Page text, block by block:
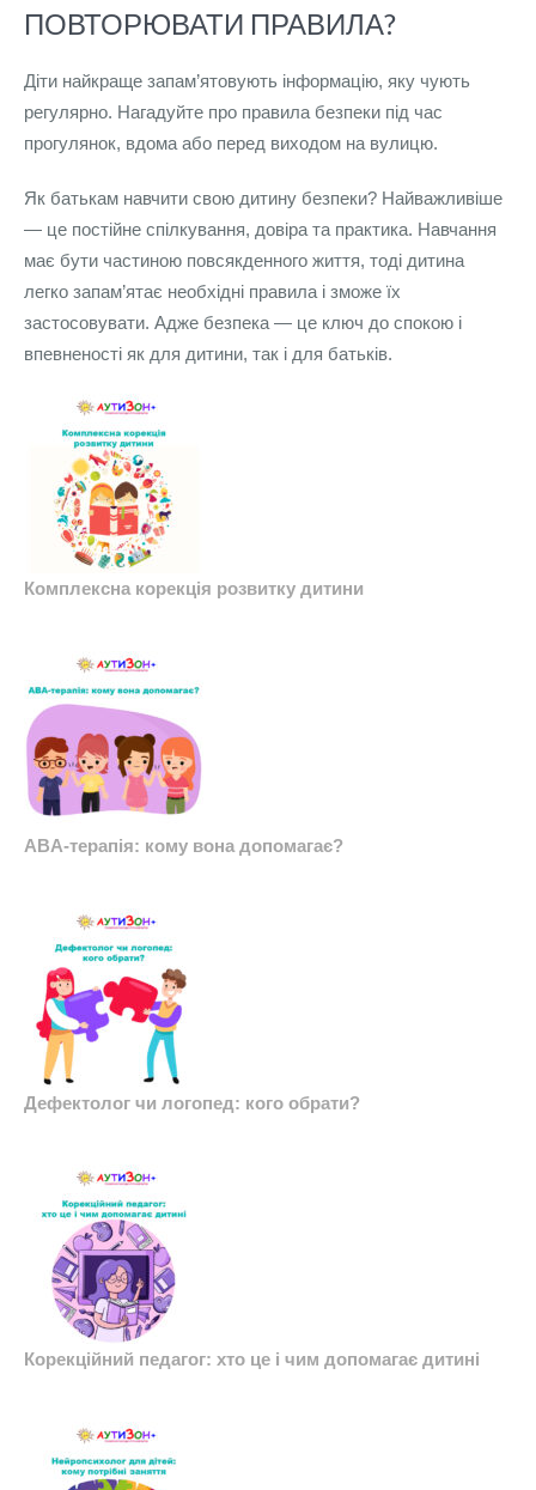
ПОВТОРЮВАТИ ПРАВИЛА?
Діти найкраще запам’ятовують інформацію, яку чують
регулярно. Нагадуйте про правила безпеки під час
прогулянок, вдома або перед виходом на вулицю.
Як батькам навчити свою дитину безпеки? Найважливіше
— це постійне спілкування, довіра та практика. Навчання
має бути частиною повсякденного життя, тоді дитина
легко запам’ятає необхідні правила і зможе їх
застосовувати. Адже безпека — це ключ до спокою і
впевненості як для дитини, так і для батьків.
Комплексна корекція розвитку дитини
ABA-терапія: кому вона допомагає?
Дефектолог чи логопед: кого обрати?
Корекційний педагог: хто це і чим допомагає дитині